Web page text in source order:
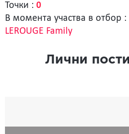
Точки : 0
В момента участва в отбор :
LEROUGE Family
Лични